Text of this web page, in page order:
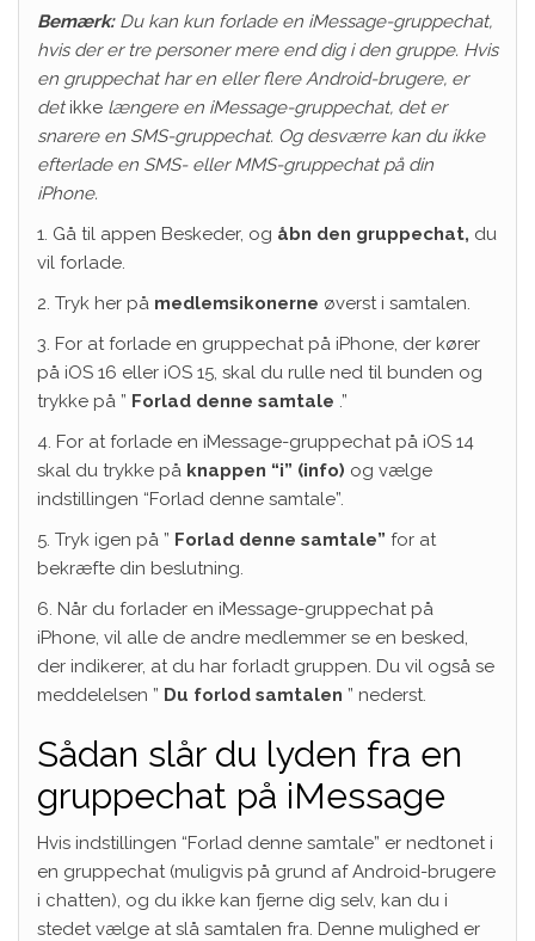
Bemærk:Du kan kun forlade en iMessage-gruppechat,
hvis der er tre personer mere end dig i den gruppe. Hvis
en gruppechat har en eller flere Android-brugere, er
detikke længere en iMessage-gruppechat, det er
snarere en SMS-gruppechat. Og desværre kan du ikke
efterlade en SMS- eller MMS-gruppechat på din
iPhone.
1. Gå til appen Beskeder, og åbn den gruppechat, du
vil forlade.
2. Tryk her på medlemsikonerne øverst i samtalen.
3. For at forlade en gruppechat på iPhone, der kører
på iOS 16 eller iOS 15, skal du rulle ned til bunden og
trykke på ” Forlad denne samtale .”
4. For at forlade en iMessage-gruppechat på iOS 14
skal du trykke på knappen “i” (info) og vælge
indstillingen “Forlad denne samtale”.
5. Tryk igen på ” Forlad denne samtale” for at
bekræfte din beslutning.
6. Når du forlader en iMessage-gruppechat på
iPhone, vil alle de andre medlemmer se en besked,
der indikerer, at du har forladt gruppen. Du vil også se
meddelelsen ” Du forlod samtalen ” nederst.
Sådan slår du lyden fra en
gruppechat på iMessage
Hvis indstillingen “Forlad denne samtale” er nedtonet i
en gruppechat (muligvis på grund af Android-brugere
i chatten), og du ikke kan fjerne dig selv, kan du i
stedet vælge at slå samtalen fra. Denne mulighed er